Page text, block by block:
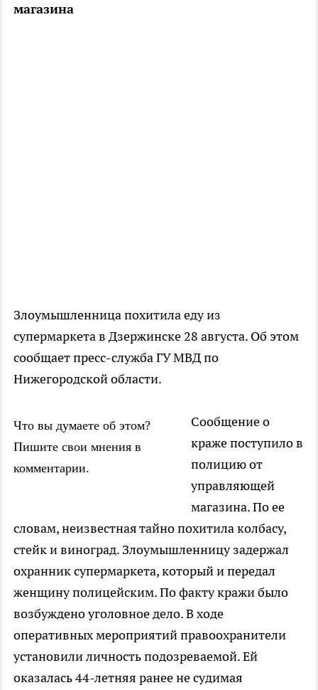
магазина
Злоумышленница похитила еду из
супермаркета в Дзержинске 28 августа. Об этом
сообщает пресс-служба ГУ МВД по
Нижегородской области.
Что вы думаете об этом?
Пишите свои мнения в
комментарии.
Сообщение о
краже поступило в
полицию от
управляющей
магазина. По ее
словам, неизвестная тайно похитила колбасу,
стейк и виноград. Злоумышленницу задержал
охранник супермаркета, который и передал
женщину полицейским. По факту кражи было
возбуждено уголовное дело. В ходе
оперативных мероприятий правоохранители
установили личность подозреваемой. Ей
оказалась 44-летняя ранее не судимая